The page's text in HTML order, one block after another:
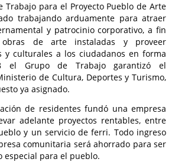
Trabajo para el Proyecto Pueblo de Arte
trabajando arduamente para atraer
y patrocinio corporativo, a fin
de arte instaladas y proveer
y culturales a los ciudadanos en forma
el Grupo de Trabajo garantizó el
de Cultura, Deportes y Turismo,
ya asignado.
de residentes fundó una empresa
adelante proyectos rentables, entre
y un servicio de ferri. Todo ingreso
comunitaria será ahorrado para ser
especial para el pueblo.